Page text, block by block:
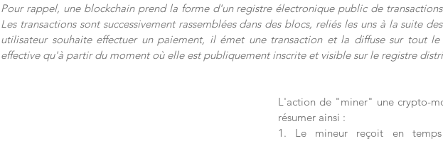
Pour rappel, une blockchain prend la forme d'un registre électronique public de
Les transactions sont successivement rassemblées dans des blocs, reliés les uns à la suite
utilisateur souhaite effectuer un paiement, il émet une transaction et la diffuse sur tout le
effective qu'à partir du moment où elle est publiquement inscrite et visible sur le registre
L'action de "miner" une crypto-
résumer ainsi :
1. Le mineur reçoit en